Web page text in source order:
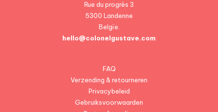
Rue du progrès 3
5300 Landenne
Belgïe.
hello@colonelgustave.com
FAQ
Verzending & retourneren
Privacybeleid
Gebruiksvoorwaarden